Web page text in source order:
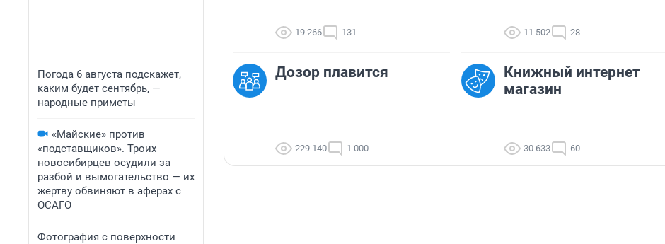
Погода 6 августа подскажет,
каким будет сентябрь, —
народные приметы
«Майские» против
«подставщиков». Троих
новосибирцев осудили за
разбой и вымогательство — их
жертву обвиняют в аферах с
ОСАГО
Фотография с поверхности
19 266 131 11 502 28
Дозор плавится
229 140 1 000
Книжный интернет
магазин
30 633 60